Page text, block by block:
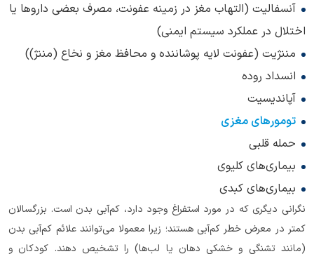
آنسفالیت (التهاب مغز در زمینه عفونت، مصرف بعضی داروها یا
اختلال در عملکرد سیستم ایمنی)
مننژیت (عفونت لایه پوشاننده و محافظ مغز و نخاع (مننژ))
انسداد روده
آپاندیسیت
تومورهای مغزی
حمله قلبی
بیماری‌های کلیوی
بیماری‌های کبدی
نگرانی دیگری که در مورد استفراغ وجود دارد، کم‌آبی بدن است. بزرگسالان
کمتر در معرض خطر کم‌آبی هستند؛ زیرا معمولا می‌توانند علائم کم‌آبی بدن
(مانند تشنگی و خشکی دهان یا لب‌ها) را تشخیص دهند. کودکان و